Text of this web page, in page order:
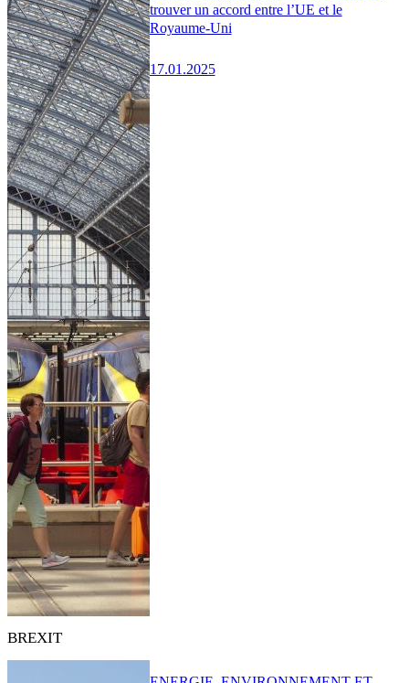
trouver un accord entre l’UE et le
Royaume-Uni
17.01.2025
BREXIT